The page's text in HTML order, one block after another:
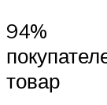
94%
товар